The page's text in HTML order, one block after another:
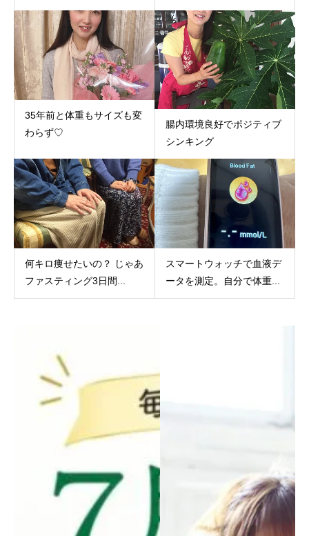
35年前と体重もサイズも変
わらず♡
腸内環境良好でポジティブ
シンキング
何キロ痩せたいの？ じゃあ
ファスティング3日間...
スマートウォッチで血液デ
ータを測定。自分で体重...